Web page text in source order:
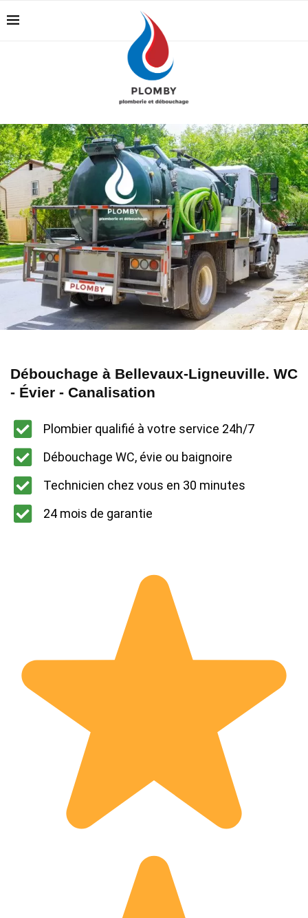
Débouchage à Bellevaux-Ligneuville. WC
- Évier - Canalisation
Plombier qualifié à votre service 24h/7
Débouchage WC, évie ou baignoire
Technicien chez vous en 30 minutes
24 mois de garantie